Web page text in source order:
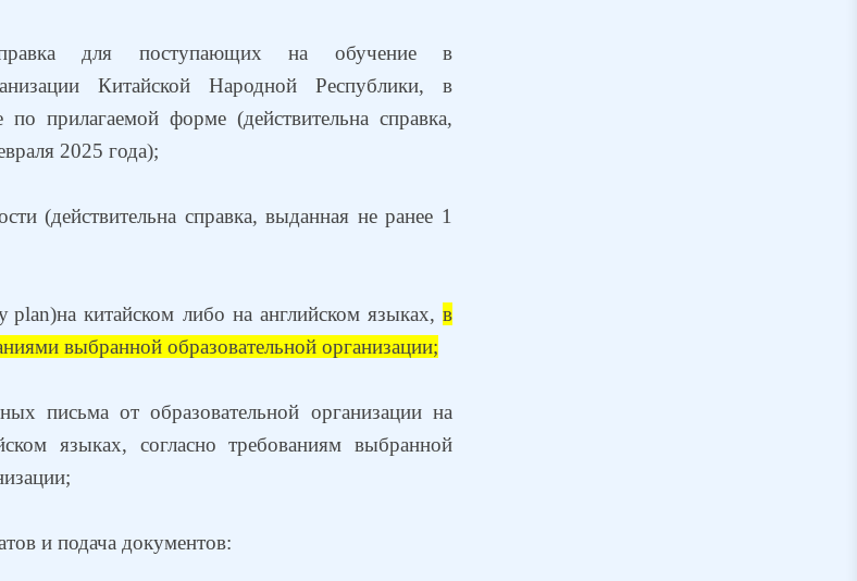
для поступающих на обучение в
Китайской Народной Республики, в
по прилагаемой форме (действительна справка,
2025 года);
(действительна справка, выданная не ранее 1
plan)на китайском либо на английском языках,в
выбранной образовательной организации;
письма от образовательной организации на
языках, согласно требованиям выбранной
и подача документов: